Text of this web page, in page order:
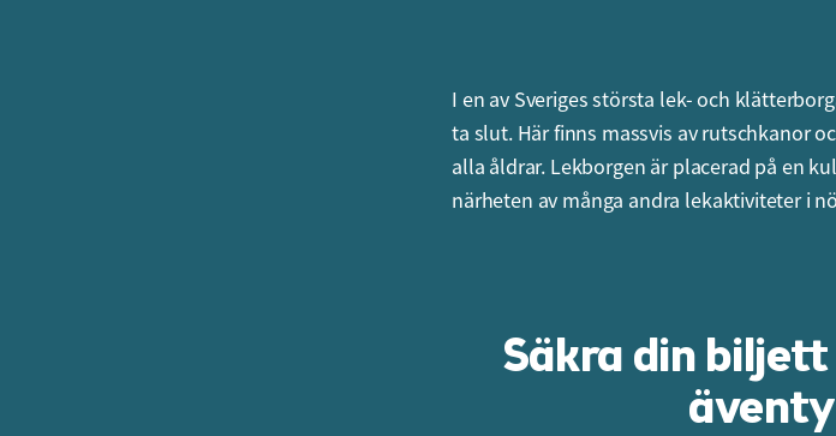
I en av Sveriges största lek- och
ta slut. Här finns massvis av rutschkanor
alla åldrar. Lekborgen är placerad på en
närheten av många andra lekaktiviteter i
Säkra din